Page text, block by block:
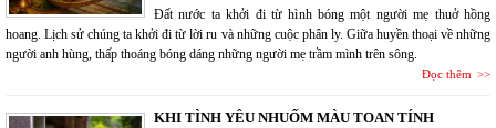
Đất nước ta khởi đi từ hình bóng một người mẹ thuở hồng
hoang. Lịch sử chúng ta khởi đi từ lời ru và những cuộc phân ly. Giữa huyền thoại về những
người anh hùng, thấp thoáng bóng dáng những người mẹ trầm mình trên sông.
Đọc thêm
KHI TÌNH YÊU NHUỐM MÀU TOAN TÍNH